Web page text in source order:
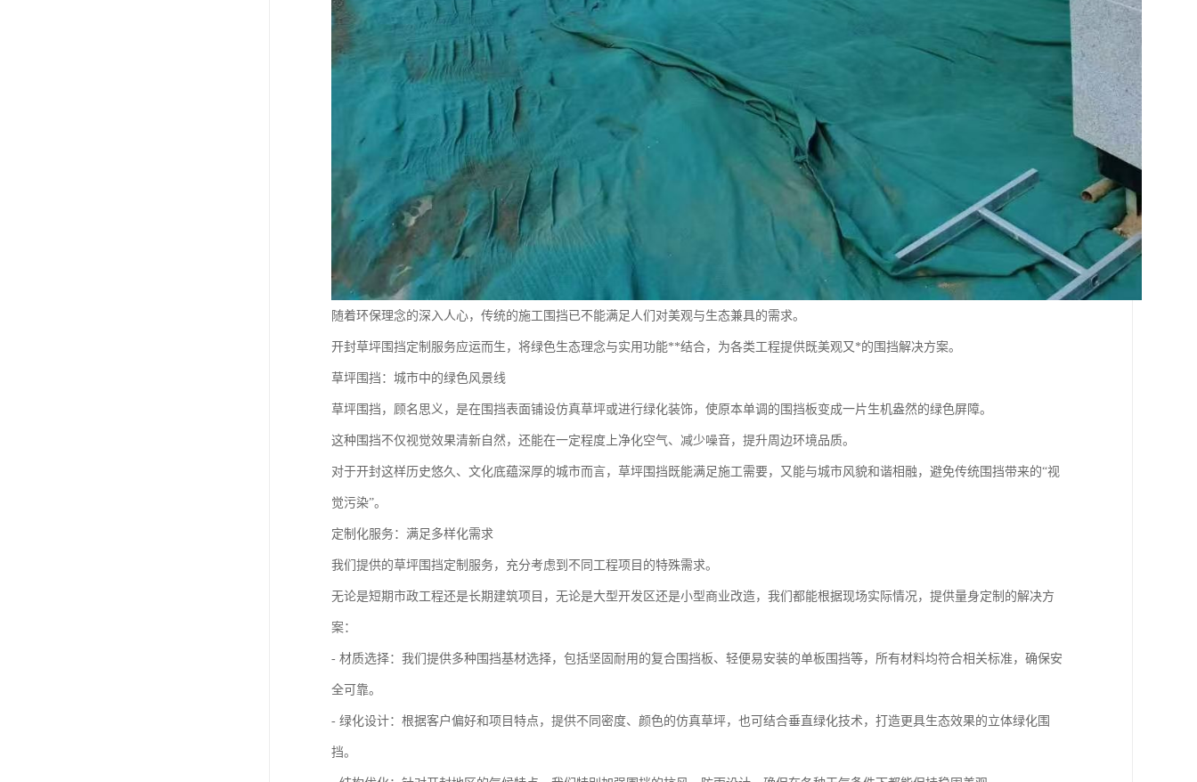
随着环保理念的深入人心，传统的施工围挡已不能满足人们对美观与生态兼具的需求。
开封草坪围挡定制服务应运而生，将绿色生态理念与实用功能**结合，为各类工程提供既美观又*的围挡解决方案。
草坪围挡：城市中的绿色风景线
草坪围挡，顾名思义，是在围挡表面铺设仿真草坪或进行绿化装饰，使原本单调的围挡板变成一片生机盎然的绿色屏障。
这种围挡不仅视觉效果清新自然，还能在一定程度上净化空气、减少噪音，提升周边环境品质。
对于开封这样历史悠久、文化底蕴深厚的城市而言，草坪围挡既能满足施工需要，又能与城市风貌和谐相融，避免传统围挡带来的“视
觉污染”。
定制化服务：满足多样化需求
我们提供的草坪围挡定制服务，充分考虑到不同工程项目的特殊需求。
无论是短期市政工程还是长期建筑项目，无论是大型开发区还是小型商业改造，我们都能根据现场实际情况，提供量身定制的解决方
案：
- 材质选择：我们提供多种围挡基材选择，包括坚固耐用的复合围挡板、轻便易安装的单板围挡等，所有材料均符合相关标准，确保安
全可靠。
- 绿化设计：根据客户偏好和项目特点，提供不同密度、颜色的仿真草坪，也可结合垂直绿化技术，打造更具生态效果的立体绿化围
挡。